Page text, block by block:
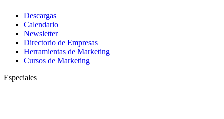
Descargas
Calendario
Newsletter
Directorio de Empresas
Herramientas de Marketing
Cursos de Marketing
Especiales